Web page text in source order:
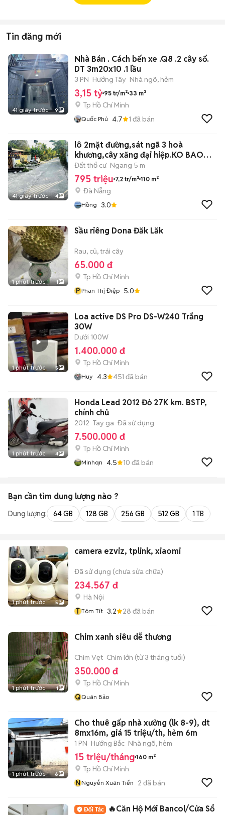
Tin đăng mới
41 giây trước 9
Nhà Bán . Cách bến xe .Q8 .2 cây số.
DT 3m20x10 .1 lầu
3 PN Hướng Tây Nhà ngõ, hẻm
3,15 tỷ 95 tr/m² 33 m²
Tp Hồ Chí Minh
Quốc Phú 4.7 1 đã bán
41 giây trước 4
lô 2mặt đường,sát ngã 3 hoà
khương,cây xăng đại hiệp.KO BAO
GIỜ LỤT
Đất thổ cư Ngang 5 m
795 triệu 7,2 tr/m² 110 m²
Đà Nẵng
Hồng 3.0
1 phút trước 1
Sầu riêng Dona Đăk Lăk
Rau, củ, trái cây
65.000 đ
Tp Hồ Chí Minh
P Phan Thị Điệp 5.0
1 phút trước 5
Loa active DS Pro DS-W240 Trắng
30W
Dưới 100W
1.400.000 đ
Tp Hồ Chí Minh
Huy 4.3 451 đã bán
1 phút trước 4
Honda Lead 2012 Đỏ 27K km. BSTP,
chính chủ
2012 Tay ga Đã sử dụng
7.500.000 đ
Tp Hồ Chí Minh
Minhqn 4.5 10 đã bán
Bạn cần tìm dung lượng nào ?
Dung lượng: 64 GB 128 GB 256 GB 512 GB 1 TB
1 phút trước 5
camera ezviz, tplink, xiaomi
Đã sử dụng (chưa sửa chữa)
234.567 đ
Hà Nội
T Tôm Tít 3.2 28 đã bán
1 phút trước 1
Chim xanh siêu dễ thương
Chim Vẹt Chim lớn (từ 3 tháng tuổi)
350.000 đ
Tp Hồ Chí Minh
QQuân Bảo
1 phút trước 6
Cho thuê gấp nhà xưởng (lk 8-9), dt
8mx16m, giá 15 triệu/th, hẻm 6m
1 PN Hướng Bắc Nhà ngõ, hẻm
15 triệu/tháng 160 m²
Tp Hồ Chí Minh
NNguyễn Xuân Tiến 2 đã bán
🔥Căn Hộ Mới Bancol/Cửa Sổ